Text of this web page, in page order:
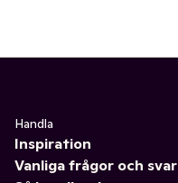
Handla
Inspiration
Vanliga frågor och svar